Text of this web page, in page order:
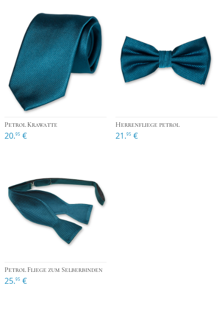
Petrol Krawatte
20.95 €
Herrenfliege petrol
21.95 €
Petrol Fliege zum Selberbinden
25.95 €